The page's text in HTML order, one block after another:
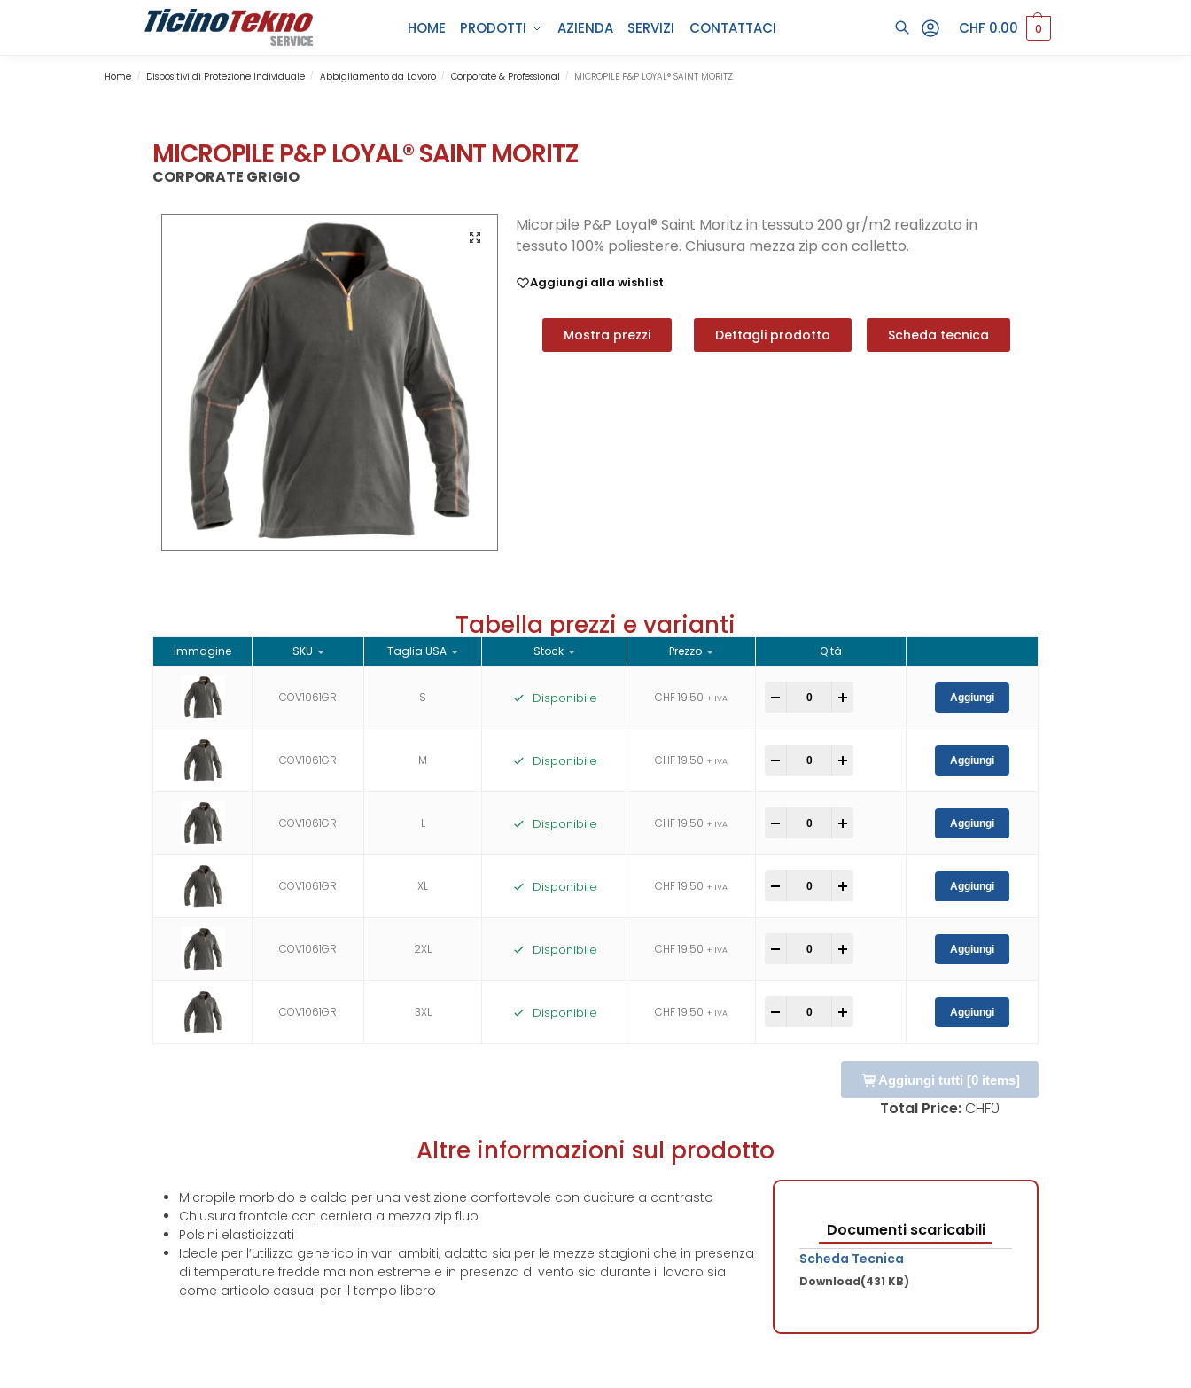
HOME PRODOTTI AZIENDA SERVIZI CONTATTACI CHF 0.00 0
Home / Dispositivi di Protezione Individuale / Abbigliamento da Lavoro / Corporate & Professional / MICROPILE P&P LOYAL® SAINT MORITZ
MICROPILE P&P LOYAL® SAINT MORITZ
CORPORATE GRIGIO
Micorpile P&P Loyal® Saint Moritz in tessuto 200 gr/m2 realizzato in
tessuto 100% poliestere. Chiusura mezza zip con colletto.
Aggiungi alla wishlist
Mostra prezzi Dettagli prodotto Scheda tecnica
Tabella prezzi e varianti
Immagine SKU Taglia USA Stock Prezzo Q.tà
COV1061GR S Disponibile CHF19.50 + IVA Aggiungi
COV1061GR M Disponibile CHF19.50 + IVA Aggiungi
COV1061GR L Disponibile CHF19.50 + IVA Aggiungi
COV1061GR XL Disponibile CHF19.50 + IVA Aggiungi
COV1061GR 2XL Disponibile CHF19.50 + IVA Aggiungi
COV1061GR 3XL Disponibile CHF19.50 + IVA Aggiungi
Aggiungi tutti [0items]
Total Price:CHF0
Altre informazioni sul prodotto
Micropile morbido e caldo per una vestizione confortevole con cuciture a contrasto
Chiusura frontale con cerniera a mezza zip fluo
Polsini elasticizzati
Ideale per l’utilizzo generico in vari ambiti, adatto sia per le mezze stagioni che in presenza
di temperature fredde ma non estreme e in presenza di vento sia durante il lavoro sia
come articolo casual per il tempo libero
Documenti scaricabili
Scheda Tecnica
Download(431 KB)